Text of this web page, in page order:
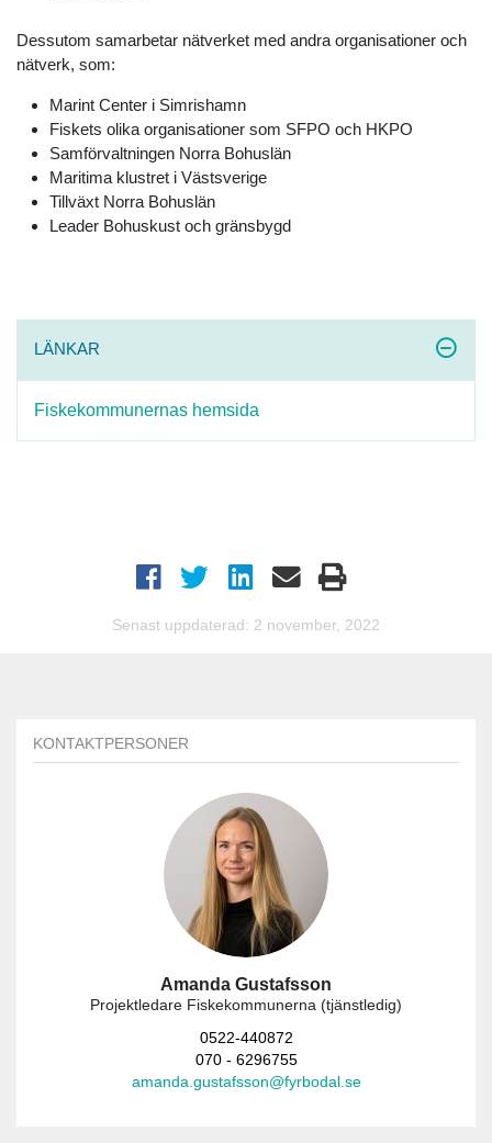
Dessutom samarbetar nätverket med andra organisationer och
nätverk, som:
Marint Center i Simrishamn
Fiskets olika organisationer som SFPO och HKPO
Samförvaltningen Norra Bohuslän
Maritima klustret i Västsverige
Tillväxt Norra Bohuslän
Leader Bohuskust och gränsbygd
LÄNKAR
Fiskekommunernas hemsida
Senast uppdaterad: 2 november, 2022
KONTAKTPERSONER
Amanda Gustafsson
Projektledare Fiskekommunerna (tjänstledig)
0522-440872
070 - 6296755
amanda.gustafsson@fyrbodal.se